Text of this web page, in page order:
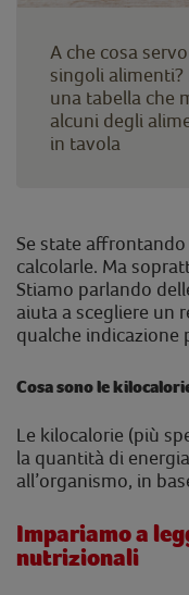
A che cosa
singoli alimenti?
una tabella che
alcuni degli
in tavola
Se state
calcolarle. Ma
Stiamo parlando
aiuta a scegliere un
qualche indicazione
Cosa sono le
Le kilocalorie (più
la quantità di
all’organismo, in
Impariamo a
nutrizionali